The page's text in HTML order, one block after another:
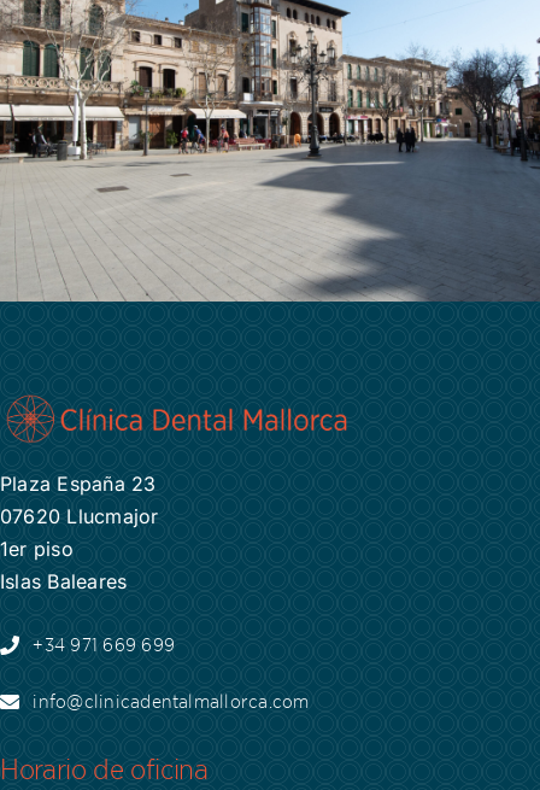
Plaza España 23
07620 Llucmajor
1er piso
Islas Baleares
+34 971 669 699
info@clinicadentalmallorca.com
Horario de oficina